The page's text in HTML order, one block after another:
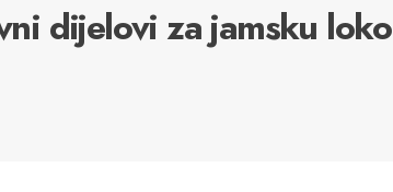
dijelovi za jamsku